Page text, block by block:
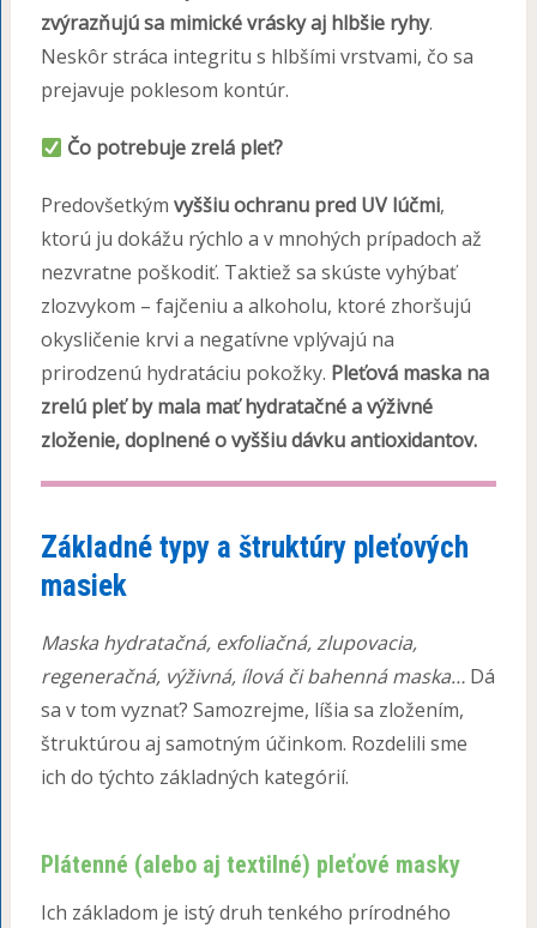
zvýrazňujú sa mimické vrásky aj hlbšie ryhy.
Neskôr stráca integritu s hlbšími vrstvami, čo sa
prejavuje poklesom kontúr.
Čo potrebuje zrelá pleť?
Predovšetkým vyššiu ochranu pred UV lúčmi,
ktorú ju dokážu rýchlo a v mnohých prípadoch až
nezvratne poškodiť. Taktiež sa skúste vyhýbať
zlozvykom – fajčeniu a alkoholu, ktoré zhoršujú
okysličenie krvi a negatívne vplývajú na
prirodzenú hydratáciu pokožky. Pleťová maska na
zrelú pleť by mala mať hydratačné a výživné
zloženie, doplnené o vyššiu dávku antioxidantov.
Základné typy a štruktúry pleťových
masiek
Maska hydratačná, exfoliačná, zlupovacia,
regeneračná, výživná, ílová či bahenná maska…Dá
sa v tom vyznať? Samozrejme, líšia sa zložením,
štruktúrou aj samotným účinkom. Rozdelili sme
ich do týchto základných kategórií.
Plátenné (alebo aj textilné) pleťové masky
Ich základom je istý druh tenkého prírodného